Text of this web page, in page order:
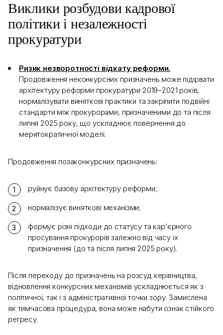
Виклики розбудови кадрової
політики і незалежності
прокуратури
Ризик незворотності відкату реформи.
Продовження неконкурсних призначень може підірвати
архітектуру реформи прокуратури 2019–2021 років,
нормалізувати виняткові практики та закріпити подвійні
стандарти між прокурорами, призначеними до та після
липня 2025 року, що ускладнює повернення до
меритократичної моделі.
Продовження позаконкурсних призначень:
руйнує базову архітектуру реформи;
нормалізує виняткові механізми;
формує різні підходи до статусу та кар’єрного
просування прокурорів залежно від часу їх
призначення (до та після липня 2025 року).
Після переходу до призначень на розсуд керівництва,
відновлення конкурсних механізмів ускладнюється як з
політичної, так і з адміністративної точки зору. Замислена
як тимчасова процедура, вона може набути ознак стійкого
регресу.